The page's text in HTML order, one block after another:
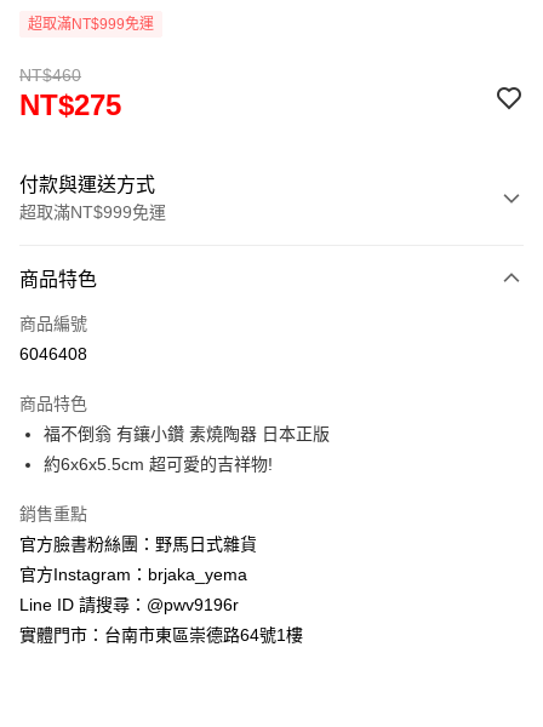
超取滿NT$999免運
NT$460
NT$275
付款與運送方式
超取滿NT$999免運
信用卡一次付款
信用卡分期付款
合作金庫商業銀行
華南商業銀行
彰化商業銀行
上海商業儲蓄銀行
臺灣中小企業銀行
匯豐（台灣）商業銀行
聯邦商業銀行
元大商業銀行
台新國際商業銀行
中國信託商業銀行
超商取貨付款
LINE Pay
Apple Pay
街口支付
悠遊付
Google Pay
商品特色
商品編號
6046408
商品特色
福不倒翁 有鑲小鑽 素燒陶器 日本正版
約6x6x5.5cm 超可愛的吉祥物!
銷售重點
官方臉書粉絲團：野馬日式雜貨
官方Instagram：brjaka_yema
Line ID 請搜尋：@pwv9196r
實體門市：台南市東區崇德路64號1樓